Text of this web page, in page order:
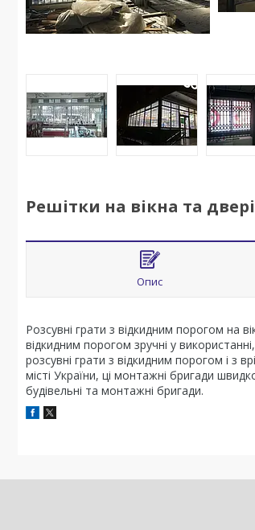
Решітки на вікна та
Опис
Розсувні грати з відкидним порогом на
відкидним порогом зручні у
розсувні грати з відкидним порогом і з
місті України, ці монтажні бригади
будівельні та монтажні бригади.